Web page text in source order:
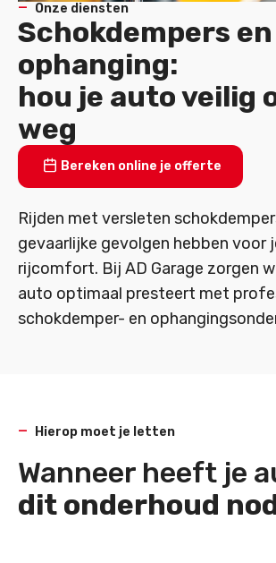
Onze diensten
Schokdempers en
ophanging:
hou je auto veilig
weg
Bereken online je offerte
Rijden met versleten
gevaarlijke gevolgen hebben voor
rijcomfort. Bij AD Garage zorgen
auto optimaal presteert met
schokdemper- en
Hierop moet je letten
Wanneer heeft je
dit onderhoud